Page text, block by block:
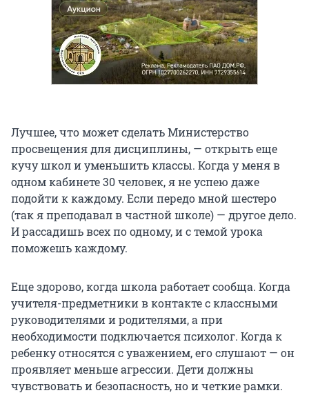
Лучшее, что может сделать Министерство
просвещения для дисциплины, — открыть еще
кучу школ и уменьшить классы. Когда у меня в
одном кабинете 30 человек, я не успею даже
подойти к каждому. Если передо мной шестеро
(так я преподавал в частной школе) — другое дело.
И рассадишь всех по одному, и с темой урока
поможешь каждому.
Еще здорово, когда школа работает сообща. Когда
учителя-предметники в контакте с классными
руководителями и родителями, а при
необходимости подключается психолог. Когда к
ребенку относятся с уважением, его слушают — он
проявляет меньше агрессии. Дети должны
чувствовать и безопасность, но и четкие рамки.